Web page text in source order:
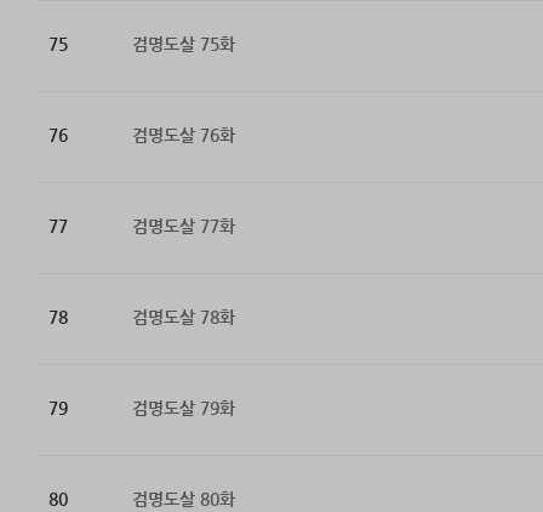
75 검명도살 75화
76 검명도살 76화
77 검명도살 77화
78 검명도살 78화
79 검명도살 79화
80 검명도살 80화